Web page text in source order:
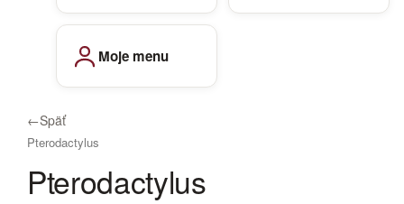
Moje menu
←Späť
Pterodactylus
Pterodactylus